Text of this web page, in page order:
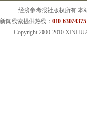
经济参考报社版权所有 本
新闻线索提供热线： 010-
Copyright 2000-2010